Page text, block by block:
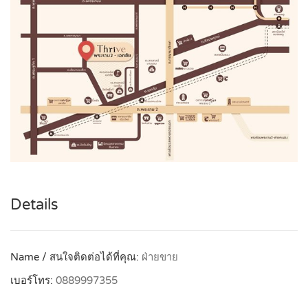
Details
Name / สนใจติดต่อได้ที่คุณ: ฝ่ายขาย
เบอร์โทร: 0889997355